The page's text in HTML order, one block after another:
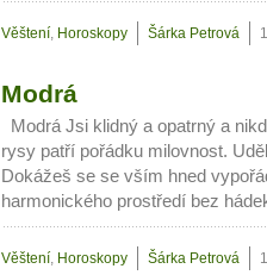
Věštení, Horoskopy Šárka Petrová
Modrá
Modrá Jsi klidný a opatrný a
rysy patří pořádku milovnost.
Dokážeš se se vším hned
harmonického prostředí bez
Věštení, Horoskopy Šárka Petrová